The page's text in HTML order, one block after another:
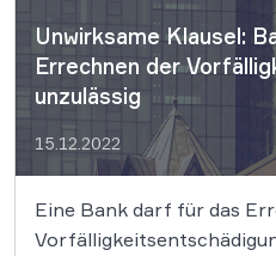
Unwirksame Klausel:
Errechnen der
unzulässig
15.12.2022
Eine Bank darf für das